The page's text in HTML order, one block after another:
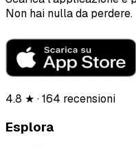
Non hai nulla da perdere.
4.8 ★ · 164 recensioni
Esplora